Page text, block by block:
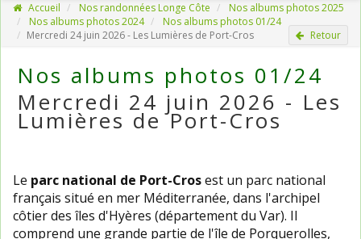
Accueil Nos randonnées Longe Côte
Nos albums photos 2025
Nos albums photos 2024
Nos albums photos 01/24
Mercredi 24 juin 2026 - Les Lumières de Port-Cros
Retour
Nos albums photos 01/24
Mercredi 24 juin 2026 - Les
Lumières de Port-Cros
Le parc national de Port-Crosest un parc national
français situé en mer Méditerranée, dans l'archipel
côtier des îles d'Hyères (département du Var). Il
comprend une grande partie de l'île de Porquerolles,